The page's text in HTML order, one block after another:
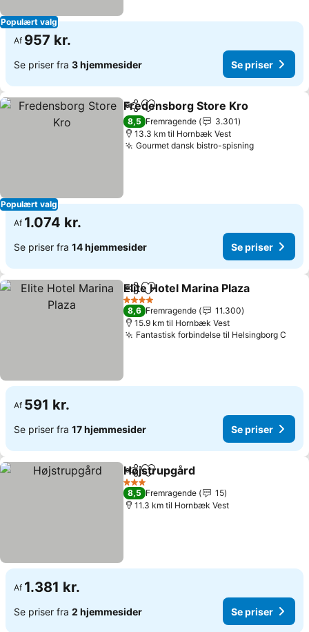
Populært valg
Af 957 kr.
Se priser fra 3 hjemmesider Se priser
Populært valg
Del Føj til favoritter
Fredensborg Store Kro
8,5 Fremragende
3.301
13.3 km til Hornbæk Vest
Gourmet dansk bistro-spisning
Af 1.074 kr.
Se priser fra 14 hjemmesider Se priser
Del Føj til favoritter
Elite Hotel Marina Plaza
4 Stjerner
8,6 Fremragende
11.300
15.9 km til Hornbæk Vest
Fantastisk forbindelse til Helsingborg C
Af 591 kr.
Se priser fra 17 hjemmesider Se priser
Del Føj til favoritter
Højstrupgård
3 Stjerner
8,5 Fremragende
15
11.3 km til Hornbæk Vest
Af 1.381 kr.
Se priser fra 2 hjemmesider Se priser